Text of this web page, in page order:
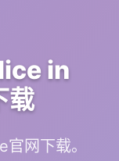
in
载
网下载。